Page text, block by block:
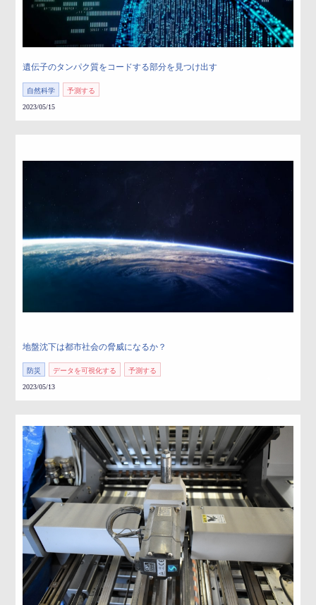
遺伝子のタンパク質をコードする部分を見つけ出す
自然科学 予測する
2023/05/15
地盤沈下は都市社会の脅威になるか？
防災 データを可視化する 予測する
2023/05/13